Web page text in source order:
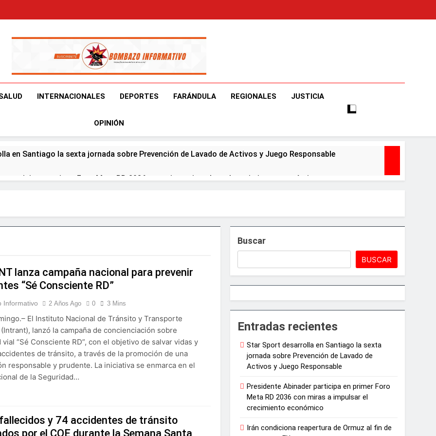
Bombazo Informativo
INTERNACIONALES DEPORTES FARÁNDULA REGIONALES JUSTICIA
OPINIÓN
en Santiago la sexta jornada sobre Prevención de Lavado de Activos y Juego Responsable
participa en primer Foro Meta RD 2036 con miras a impulsar el crecimiento económico
la mecanización del campo con el programa PRONAMEC
Santiago Hazim y otros seis implicados en caso SeNaSa
el oro en los 400 metros planos
plantea posición sobre proyecto de Ley General de Juegos de Azar
horario por Juegos Centroamericanos
en Francia y Banreservas lanzan convocatoria para residencias artísticas en París
al proyecto Azua II – Pueblo Viejo, fortaleciendo el desarrollo agrícola de la provincia
lanza campaña nacional para prevenir
“Sé Consciente RD”
Informativo 2 Años Ago 0 3 Mins
El Instituto Nacional de Tránsito y Transporte
lanzó la campaña de concienciación sobre
vial “Sé Consciente RD”, con el objetivo de salvar vidas y
de tránsito, a través de la promoción de una
responsable y prudente. La iniciativa se enmarca en el
de la Seguridad…
y 74 accidentes de tránsito
por el COE durante la Semana Santa
Buscar
BUSCAR
Entradas recientes
Star Sport desarrolla en Santiago la sexta
jornada sobre Prevención de Lavado de
Activos y Juego Responsable
Presidente Abinader participa en primer Foro
Meta RD 2036 con miras a impulsar el
crecimiento económico
Irán condiciona reapertura de Ormuz al fin de